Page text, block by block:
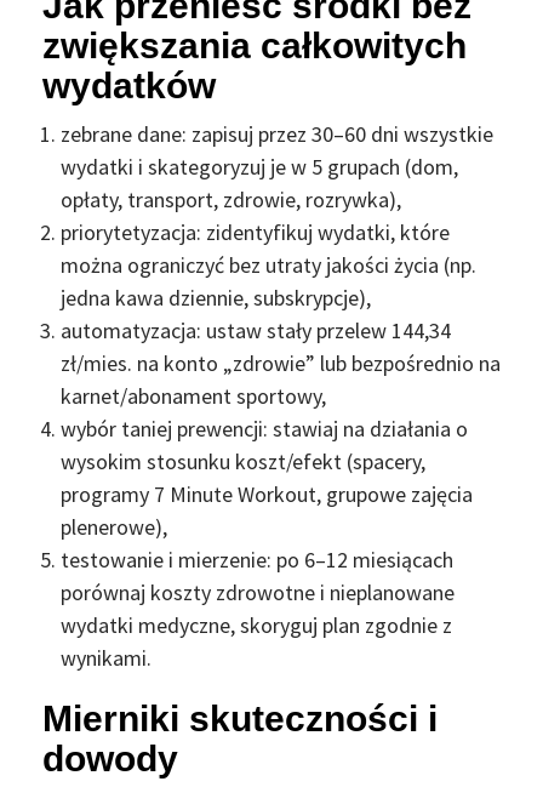
zwiększania całkowitych
wydatków
zebrane dane: zapisuj przez 30–60 dni wszystkie
wydatki i skategoryzuj je w 5 grupach (dom,
opłaty, transport, zdrowie, rozrywka),
priorytetyzacja: zidentyfikuj wydatki, które
można ograniczyć bez utraty jakości życia (np.
jedna kawa dziennie, subskrypcje),
automatyzacja: ustaw stały przelew 144,34
zł/mies. na konto „zdrowie” lub bezpośrednio na
karnet/abonament sportowy,
wybór taniej prewencji: stawiaj na działania o
wysokim stosunku koszt/efekt (spacery,
programy 7 Minute Workout, grupowe zajęcia
plenerowe),
testowanie i mierzenie: po 6–12 miesiącach
porównaj koszty zdrowotne i nieplanowane
wydatki medyczne, skoryguj plan zgodnie z
wynikami.
Mierniki skuteczności i
dowody